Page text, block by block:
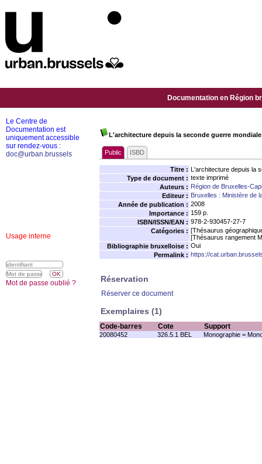
Documentation en Région
L'architecture depuis la seconde guerre mondiale
Public ISBD
Titre : L'architecture depuis la
Type de document : texte imprimé
Auteurs : Région de Bruxelles-
Editeur : Bruxelles : Ministère de
Année de publication : 2008
Importance : 159 p.
ISBN/ISSN/EAN : 978-2-930457-27-7
Catégories : [Thésaurus
[Thésaurus rangement
Bibliographie bruxelloise : Oui
Permalink : https://
Réservation
Réserver ce document
Exemplaires (1)
Code-barres Cote Support
20080452 326.5.1 BEL Monographie =
Le Centre de
Documentation est
uniquement accessible
sur rendez-vous :
doc@urban.brussels
Usage interne
Mot de passe oublié ?